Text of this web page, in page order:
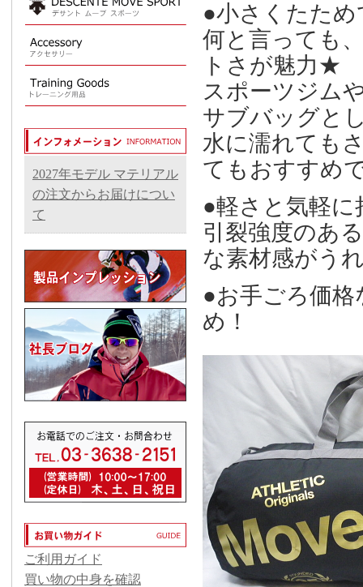
●小さくたた
何と言っても
トさが魅力★
スポーツジム
サブバッグと
水に濡れても
てもおすすめ
●軽さと気軽
引裂強度のあ
な素材感がう
●お手ごろ価
め！
2027年モデル マテリアル
の注文からお届けについ
て
ご利用ガイド
買い物の中身を確認